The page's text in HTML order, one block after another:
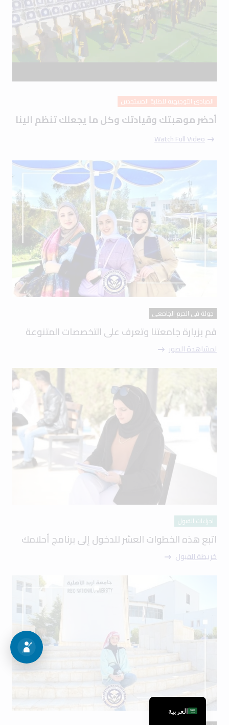
المبادئ التوجيهية للطلبة المستجدين
أحضر موهبتك وقيادتك وكل ما يجعلك تنظم الينا
Watch Full Video
جولة في الحرم الجامعي
قم بزيارة جامعتنا وتعرف على التخصصات المتنوعة
لمشاهدة الصور
اجراءات القبول
اتبع هذه الخطوات العشر للدخول إلى برنامج أحلامك
خريطة القبول
العربية